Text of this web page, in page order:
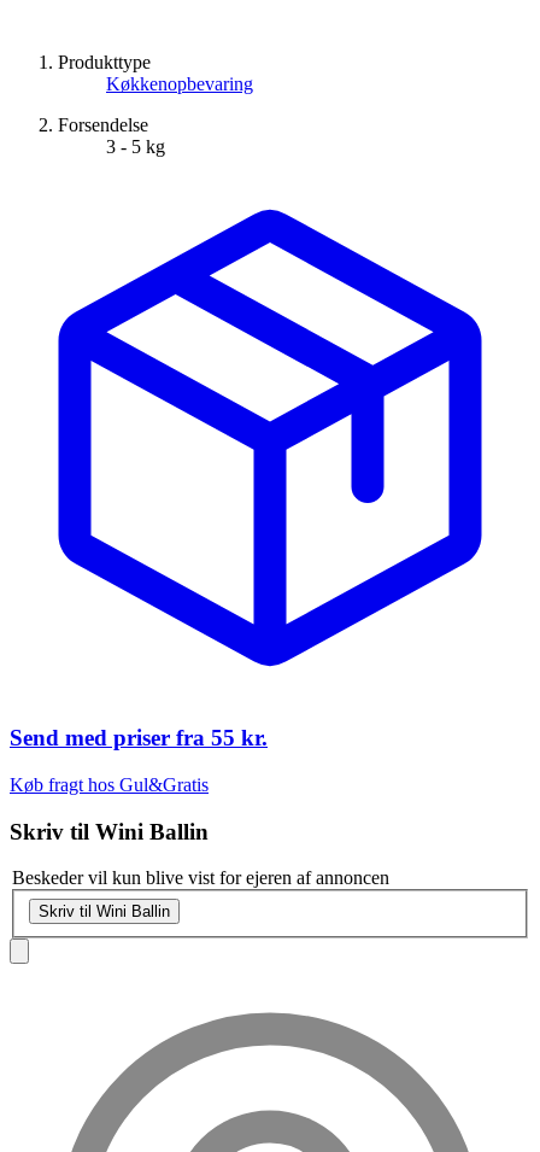
Produkttype
Køkkenopbevaring
Forsendelse
3 - 5 kg
Send med priser fra 55 kr.
Køb fragt hos Gul&Gratis
Skriv til Wini Ballin
Beskeder vil kun blive vist for ejeren af annoncen
Skriv til Wini Ballin